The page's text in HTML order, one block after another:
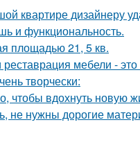
квартире дизайнеру
и функциональность.
площадью 21, 5 кв.
мебели - это
творчески:
чтобы вдохнуть новую
не нужны дорогие